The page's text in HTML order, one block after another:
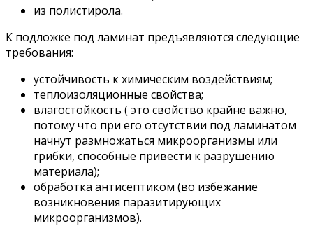
из полистирола.
К подложке под ламинат предъявляются следующие
требования:
устойчивость к химическим воздействиям;
теплоизоляционные свойства;
влагостойкость ( это свойство крайне важно,
потому что при его отсутствии под ламинатом
начнут размножаться микроорганизмы или
грибки, способные привести к разрушению
материала);
обработка антисептиком (во избежание
возникновения паразитирующих
микроорганизмов).